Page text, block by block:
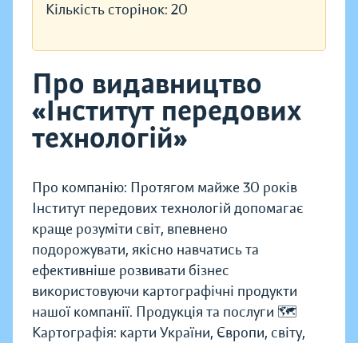
Кількість сторінок: 20
Про видавництво
«Інститут передових
технологій»
Про компанію: Протягом майже 30 років
Інститут передових технологій допомагає
краще розуміти світ, впевнено
подорожувати, якісно навчатись та
ефективніше розвивати бізнес
використовуючи картографічні продукти
нашої компанії. Продукція та послуги 🗺️
Картографія: карти України, Європи, світу,